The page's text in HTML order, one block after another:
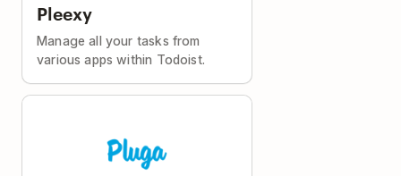
Pleexy
Manage all your tasks from
various apps within Todoist.